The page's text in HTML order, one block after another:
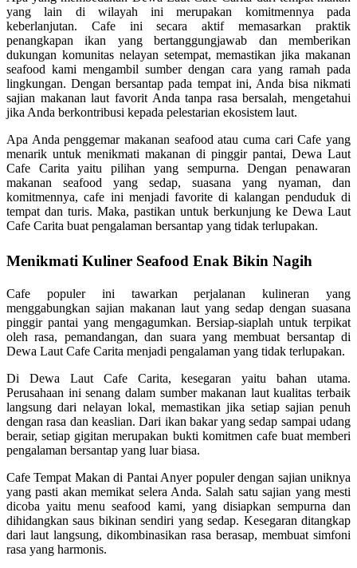
yang lain di wilayah ini merupakan komitmennya pada
keberlanjutan. Cafe ini secara aktif memasarkan praktik
penangkapan ikan yang bertanggungjawab dan memberikan
dukungan komunitas nelayan setempat, memastikan jika makanan
seafood kami mengambil sumber dengan cara yang ramah pada
lingkungan. Dengan bersantap pada tempat ini, Anda bisa nikmati
sajian makanan laut favorit Anda tanpa rasa bersalah, mengetahui
jika Anda berkontribusi kepada pelestarian ekosistem laut.
Apa Anda penggemar makanan seafood atau cuma cari Cafe yang
menarik untuk menikmati makanan di pinggir pantai, Dewa Laut
Cafe Carita yaitu pilihan yang sempurna. Dengan penawaran
makanan seafood yang sedap, suasana yang nyaman, dan
komitmennya, cafe ini menjadi favorite di kalangan penduduk di
tempat dan turis. Maka, pastikan untuk berkunjung ke Dewa Laut
Cafe Carita buat pengalaman bersantap yang tidak terlupakan.
Menikmati Kuliner Seafood Enak Bikin Nagih
Cafe populer ini tawarkan perjalanan kulineran yang
menggabungkan sajian makanan laut yang sedap dengan suasana
pinggir pantai yang mengagumkan. Bersiap-siaplah untuk terpikat
oleh rasa, pemandangan, dan suara yang membuat bersantap di
Dewa Laut Cafe Carita menjadi pengalaman yang tidak terlupakan.
Di Dewa Laut Cafe Carita, kesegaran yaitu bahan utama.
Perusahaan ini senang dalam sumber makanan laut kualitas terbaik
langsung dari nelayan lokal, memastikan jika setiap sajian penuh
dengan rasa dan keaslian. Dari ikan bakar yang sedap sampai udang
berair, setiap gigitan merupakan bukti komitmen cafe buat memberi
pengalaman bersantap yang luar biasa.
Cafe Tempat Makan di Pantai Anyer populer dengan sajian uniknya
yang pasti akan memikat selera Anda. Salah satu sajian yang mesti
dicoba yaitu menu seafood kami, yang disiapkan sempurna dan
dihidangkan saus bikinan sendiri yang sedap. Kesegaran ditangkap
dari laut langsung, dikombinasikan rasa berasap, membuat simfoni
rasa yang harmonis.